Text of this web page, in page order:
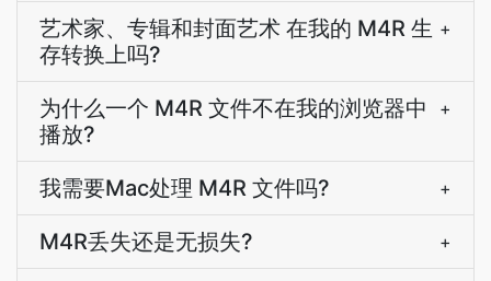
艺术家、专辑和封面艺术 在我的 M4R 生
存转换上吗?
+
为什么一个 M4R 文件不在我的浏览器中
播放?
+
我需要Mac处理 M4R 文件吗? +
M4R丢失还是无损失? +